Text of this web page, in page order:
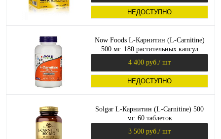
НЕДОСТУПНО
Now Foods L-Карнитин (L-Carnitine)
500 мг. 180 растительных капсул
4 400 руб./ шт
НЕДОСТУПНО
Solgar L-Карнитин (L-Carnitine) 500
мг. 60 таблеток
3 500 руб./ шт